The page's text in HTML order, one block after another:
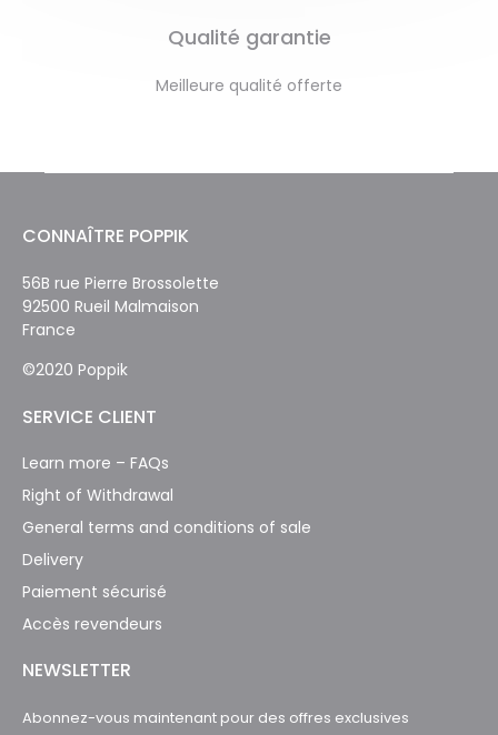
Qualité garantie
Meilleure qualité offerte
CONNAÎTRE POPPIK
56B rue Pierre Brossolette
92500 Rueil Malmaison
France
©2020 Poppik
SERVICE CLIENT
Learn more – FAQs
Right of Withdrawal
General terms and conditions of sale
Delivery
Paiement sécurisé
Accès revendeurs
NEWSLETTER
Abonnez-vous maintenant pour des offres exclusives